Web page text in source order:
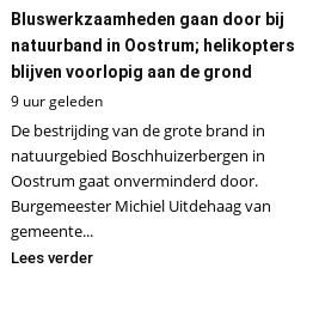
Bluswerkzaamheden gaan door bij
natuurband in Oostrum; helikopters
blijven voorlopig aan de grond
9 uur geleden
De bestrijding van de grote brand in
natuurgebied Boschhuizerbergen in
Oostrum gaat onverminderd door.
Burgemeester Michiel Uitdehaag van
gemeente...
Lees verder